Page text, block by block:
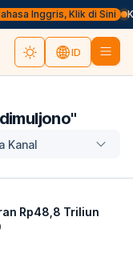
Inggris, Klik di Sini
ID
"
Kanal
Rp48,8 Triliun